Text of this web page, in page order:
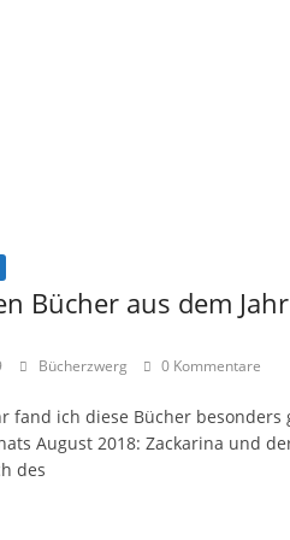
Bücher aus dem Jahr
Bücherzwerg 0 Kommentare
fand ich diese Bücher besonders
August 2018: Zackarina und
des